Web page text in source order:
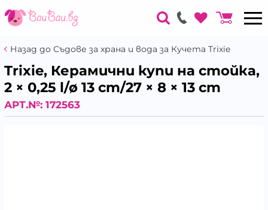
Назад до Съдове за храна и вода за Кучета Trixie
Trixie, Керамични купи на стойка,
2 × 0,25 l/ø 13 cm/27 × 8 × 13 cm
АРТ.№: 172563